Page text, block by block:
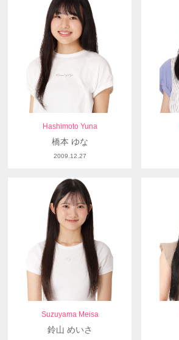
Hashimoto Yuna
橋本 ゆな
2009.12.27
Suzuyama Meisa
鈴山 めいさ